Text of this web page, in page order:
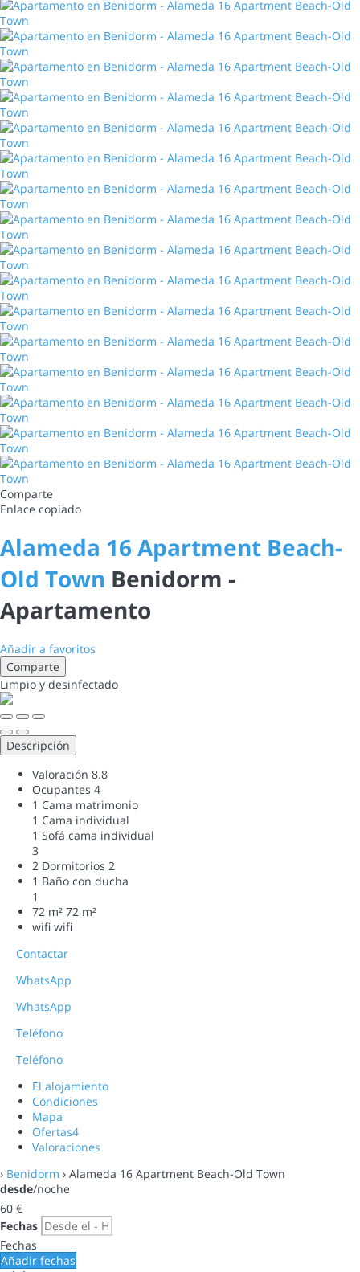
Comparte
Enlace copiado
Alameda 16 Apartment Beach-
Old Town Benidorm -
Apartamento
Añadir a favoritos
Comparte
Limpio y desinfectado
Descripción
Valoración 8.8
Ocupantes 4
1 Cama matrimonio
1 Cama individual
1 Sofá cama individual
3
2 Dormitorios 2
1 Baño con ducha
1
72 m² 72 m²
wifi wifi
Contactar
WhatsApp
WhatsApp
Teléfono
Teléfono
El alojamiento
Condiciones
Mapa
Ofertas4
Valoraciones
› Benidorm › Alameda 16 Apartment Beach-Old Town
desde/noche
60 €
Fechas
Fechas
Añadir fechas